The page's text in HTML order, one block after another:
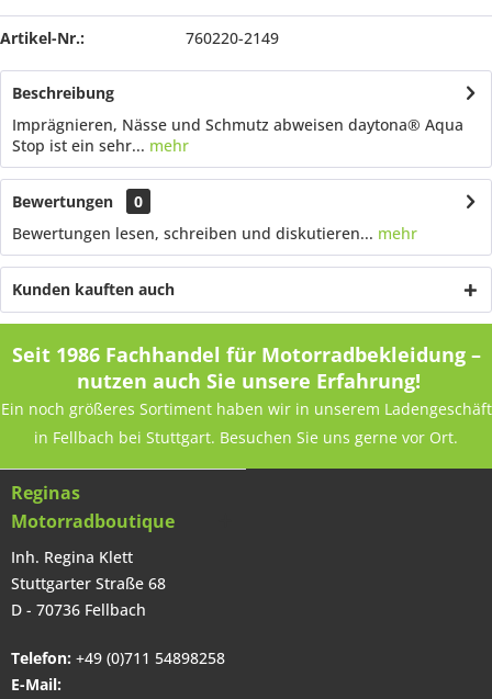
Artikel-Nr.: 760220-2149
Beschreibung
Imprägnieren, Nässe und Schmutz­ abweisen daytona® Aqua
Stop ist ein sehr... mehr
Bewertungen
0
Bewertungen lesen, schreiben und diskutieren... mehr
Kunden kauften auch
Seit 1986 Fachhandel für Motorradbekleidung –
nutzen auch Sie unsere Erfahrung!
Ein noch größeres Sortiment haben wir in unserem Ladengeschäft
in Fellbach bei Stuttgart. Besuchen Sie uns gerne vor Ort.
Reginas
Motorradboutique
Inh. Regina Klett
Stuttgarter Straße 68
D - 70736 Fellbach
Telefon: +49 (0)711 54898258
E-Mail: